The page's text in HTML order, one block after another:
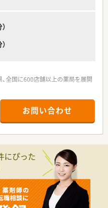
全国1位の実績を誇り、地域住民
局を目指しています。
り、想定年収はこれまでのご経験
3.6ヶ月分の支給実績があり、
される仕組みです。
の地域手当や家族手当、時間外
している求人です。
ており、週平均40時間を超えな
まれています。
、入社当日から有給休暇が付与
スは抜群です。
休暇を取得できる制度やメモリ
きる環境があります。
全国に600店舗以上の薬局を展開
ます。
もばっちり＞
効率的かつ効果的なスキルアッ
内学術大会などその方が目指す社
実しています。
れる方、またはマネージャーと
、自身の志向に合わせたキャリア
コンサル等に携わることも可能で
お問い合わせ
にぴった